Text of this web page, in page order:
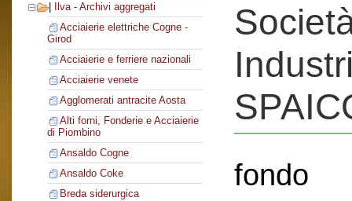
Ilva - Archivi aggregati
Acciaierie elettriche Cogne -
Girod
Acciaierie e ferriere nazionali
Acciaierie venete
Agglomerati antracite Aosta
Alti forni, Fonderie e Acciaierie
di Piombino
Ansaldo Cogne
Ansaldo Coke
Breda siderurgica
fondo